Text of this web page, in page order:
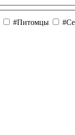
#Питомцы